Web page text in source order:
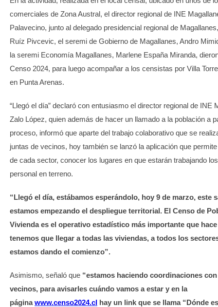
comerciales de Zona Austral, el director regional de INE
Palavecino, junto al delegado presidencial regional de
Ruíz Pivcevic, el seremi de Gobierno de Magallanes, Andro
la seremi Economía Magallanes, Marlene España Miranda,
Censo 2024, para luego acompañar a los censistas por Villa
en Punta Arenas.
“Llegó el día” declaró con entusiasmo el director regional de INE
Zalo López, quien además de hacer un llamado a la población a
proceso, informó que aparte del trabajo colaborativo que se
juntas de vecinos, hoy también se lanzó la aplicación que
de cada sector, conocer los lugares en que estarán trabajando
personal en terreno.
“Llegó el día, estábamos esperándolo, hoy 9 de marzo, este
estamos empezando el despliegue territorial. El Censo de
Vivienda es el operativo estadístico más importante que
tenemos que llegar a todas las viviendas, a todos los
estamos dando el comienzo”.
Asimismo, señaló que “estamos haciendo coordinaciones
vecinos, para avisarles cuándo vamos a estar y en la
páginawww.censo2024.cl hay un link que se llama “Dónde